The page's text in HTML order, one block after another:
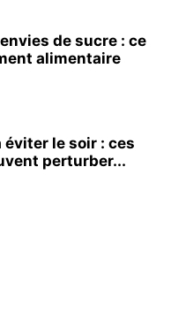
de sucre : ce
alimentaire
éviter le soir : ces
perturber...